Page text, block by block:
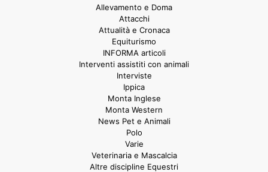
Allevamento e Doma
Attacchi
Attualità e Cronaca
Equiturismo
INFORMA articoli
Interventi assistiti con animali
Interviste
Ippica
Monta Inglese
Monta Western
News Pet e Animali
Polo
Varie
Veterinaria e Mascalcia
Altre discipline Equestri